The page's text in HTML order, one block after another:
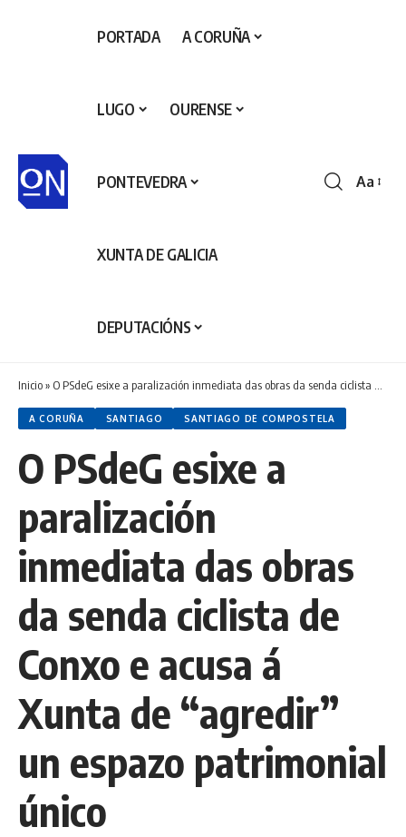
PORTADA A CORUÑA
LUGO OURENSE
PONTEVEDRA
XUNTA DE GALICIA
DEPUTACIÓNS
Aa
Inicio» O PSdeG esixe a paralización inmediata das obras da senda ciclista de Conxo e acusa á Xunta de “agredir” un espazo patrimonial único
A CORUÑA SANTIAGO SANTIAGO DE COMPOSTELA
O PSdeG esixe a
paralización
inmediata das obras
da senda ciclista de
Conxo e acusa á
Xunta de “agredir”
un espazo patrimonial
único